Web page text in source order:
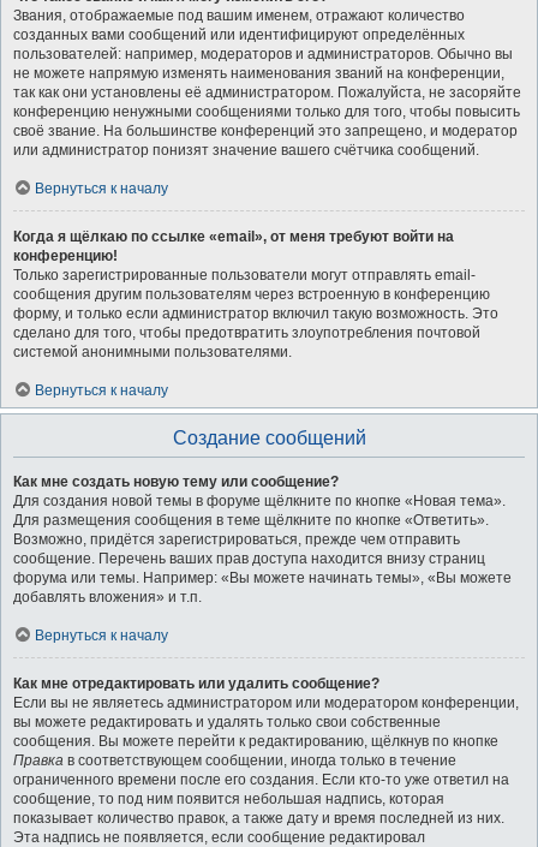
Звания, отображаемые под вашим именем, отражают количество
созданных вами сообщений или идентифицируют определённых
пользователей: например, модераторов и администраторов. Обычно вы
не можете напрямую изменять наименования званий на конференции,
так как они установлены её администратором. Пожалуйста, не засоряйте
конференцию ненужными сообщениями только для того, чтобы повысить
своё звание. На большинстве конференций это запрещено, и модератор
или администратор понизят значение вашего счётчика сообщений.
Вернуться к началу
Когда я щёлкаю по ссылке «email», от меня требуют войти на
конференцию!
Только зарегистрированные пользователи могут отправлять email-
сообщения другим пользователям через встроенную в конференцию
форму, и только если администратор включил такую возможность. Это
сделано для того, чтобы предотвратить злоупотребления почтовой
системой анонимными пользователями.
Вернуться к началу
Создание сообщений
Как мне создать новую тему или сообщение?
Для создания новой темы в форуме щёлкните по кнопке «Новая тема».
Для размещения сообщения в теме щёлкните по кнопке «Ответить».
Возможно, придётся зарегистрироваться, прежде чем отправить
сообщение. Перечень ваших прав доступа находится внизу страниц
форума или темы. Например: «Вы можете начинать темы», «Вы можете
добавлять вложения» и т.п.
Вернуться к началу
Как мне отредактировать или удалить сообщение?
Если вы не являетесь администратором или модератором конференции,
вы можете редактировать и удалять только свои собственные
сообщения. Вы можете перейти к редактированию, щёлкнув по кнопке
Правка в соответствующем сообщении, иногда только в течение
ограниченного времени после его создания. Если кто-то уже ответил на
сообщение, то под ним появится небольшая надпись, которая
показывает количество правок, а также дату и время последней из них.
Эта надпись не появляется, если сообщение редактировал